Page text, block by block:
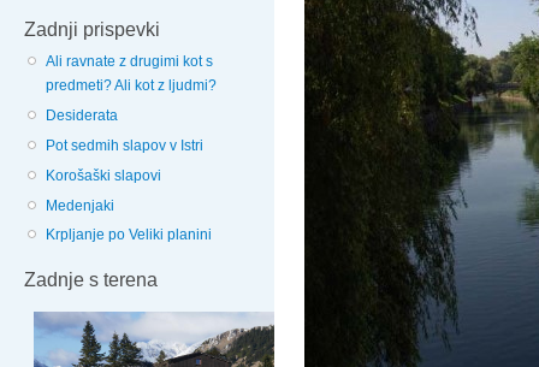
Zadnji prispevki
Ali ravnate z drugimi kot s
predmeti? Ali kot z ljudmi?
Desiderata
Pot sedmih slapov v Istri
Korošaški slapovi
Medenjaki
Krpljanje po Veliki planini
Zadnje s terena